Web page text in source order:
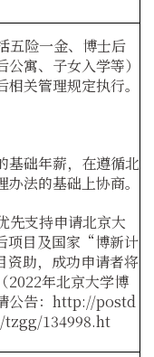
五险一金、博士后
寓、子女入学等）
相关管理规定执行。
基础年薪，在遵循北
法的基础上协商。
先支持申请北京大
目及国家“博新计
助，成功申请者将
2022年北京大学博
公告：http://postd
134998.ht